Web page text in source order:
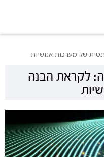
של מערכות אנושיות
לקראת הבנה